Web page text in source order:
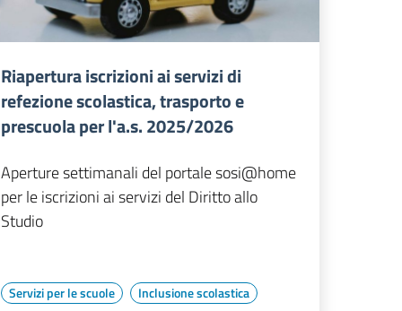
Riapertura iscrizioni ai servizi di
refezione scolastica, trasporto e
prescuola per l'a.s. 2025/2026
Aperture settimanali del portale sosi@home
per le iscrizioni ai servizi del Diritto allo
Studio
Servizi per le scuole Inclusione scolastica